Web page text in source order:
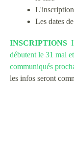
Les dates
INSCRIPTIONS
débutent le 31 mai
communiqués
les infos seront